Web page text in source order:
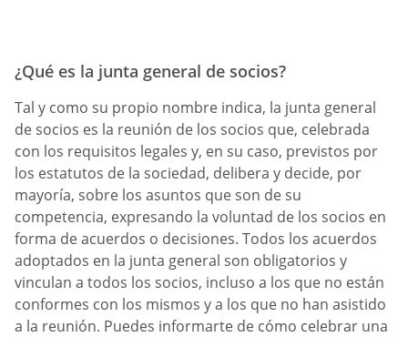
¿Qué es la junta general de socios?
Tal y como su propio nombre indica, la junta general
de socios es la reunión de los socios que, celebrada
con los requisitos legales y, en su caso, previstos por
los estatutos de la sociedad, delibera y decide, por
mayoría, sobre los asuntos que son de su
competencia, expresando la voluntad de los socios en
forma de acuerdos o decisiones. Todos los acuerdos
adoptados en la junta general son obligatorios y
vinculan a todos los socios, incluso a los que no están
conformes con los mismos y a los que no han asistido
a la reunión. Puedes informarte de cómo celebrar una